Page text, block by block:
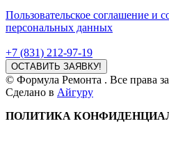
Пользовательское соглашение и
персональных данных
+7 (831) 212-97-19
ОСТАВИТЬ ЗАЯВКУ!
© Формула Ремонта . Все права
Сделано в Айгуру
ПОЛИТИКА